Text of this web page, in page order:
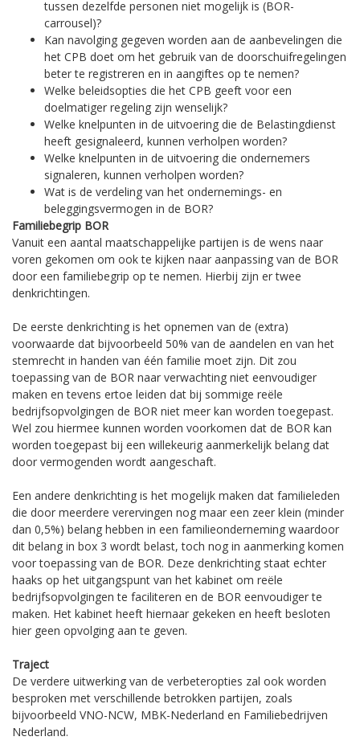
tussen dezelfde personen niet mogelijk is (BOR-
carrousel)?
Kan navolging gegeven worden aan de aanbevelingen die
het CPB doet om het gebruik van de doorschuifregelingen
beter te registreren en in aangiftes op te nemen?
Welke beleidsopties die het CPB geeft voor een
doelmatiger regeling zijn wenselijk?
Welke knelpunten in de uitvoering die de Belastingdienst
heeft gesignaleerd, kunnen verholpen worden?
Welke knelpunten in de uitvoering die ondernemers
signaleren, kunnen verholpen worden?
Wat is de verdeling van het ondernemings- en
beleggingsvermogen in de BOR?
Familiebegrip BOR
Vanuit een aantal maatschappelijke partijen is de wens naar
voren gekomen om ook te kijken naar aanpassing van de BOR
door een familiebegrip op te nemen. Hierbij zijn er twee
denkrichtingen.
De eerste denkrichting is het opnemen van de (extra)
voorwaarde dat bijvoorbeeld 50% van de aandelen en van het
stemrecht in handen van één familie moet zijn. Dit zou
toepassing van de BOR naar verwachting niet eenvoudiger
maken en tevens ertoe leiden dat bij sommige reële
bedrijfsopvolgingen de BOR niet meer kan worden toegepast.
Wel zou hiermee kunnen worden voorkomen dat de BOR kan
worden toegepast bij een willekeurig aanmerkelijk belang dat
door vermogenden wordt aangeschaft.
Een andere denkrichting is het mogelijk maken dat familieleden
die door meerdere verervingen nog maar een zeer klein (minder
dan 0,5%) belang hebben in een familieonderneming waardoor
dit belang in box 3 wordt belast, toch nog in aanmerking komen
voor toepassing van de BOR. Deze denkrichting staat echter
haaks op het uitgangspunt van het kabinet om reële
bedrijfsopvolgingen te faciliteren en de BOR eenvoudiger te
maken. Het kabinet heeft hiernaar gekeken en heeft besloten
hier geen opvolging aan te geven.
Traject
De verdere uitwerking van de verbeteropties zal ook worden
besproken met verschillende betrokken partijen, zoals
bijvoorbeeld VNO-NCW, MBK-Nederland en Familiebedrijven
Nederland.